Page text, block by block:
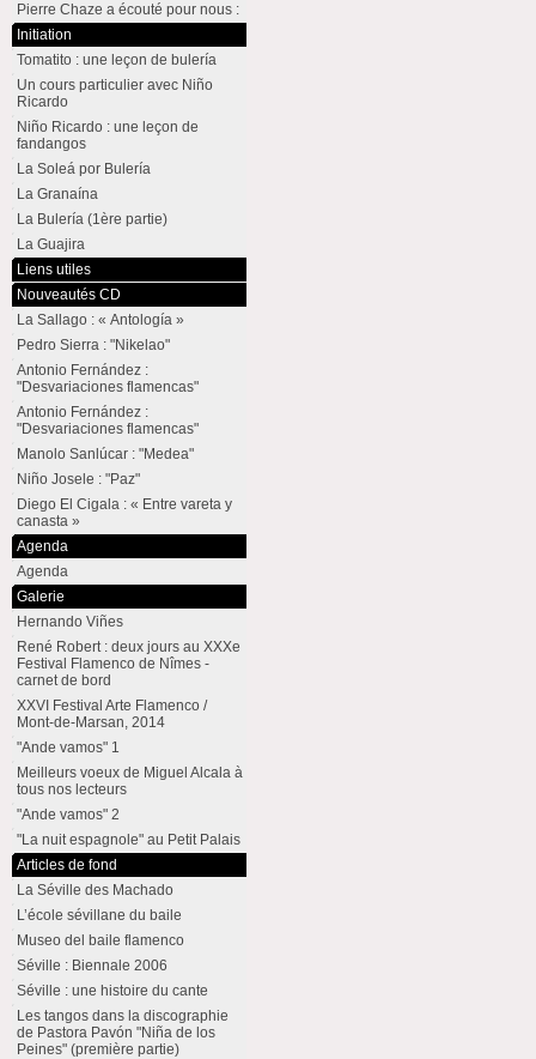
Pierre Chaze a écouté pour nous :
Initiation
Tomatito : une leçon de bulería
Un cours particulier avec Niño
Ricardo
Niño Ricardo : une leçon de
fandangos
La Soleá por Bulería
La Granaína
La Bulería (1ère partie)
La Guajira
Liens utiles
Nouveautés CD
La Sallago : « Antología »
Pedro Sierra : "Nikelao"
Antonio Fernández :
"Desvariaciones flamencas"
Antonio Fernández :
"Desvariaciones flamencas"
Manolo Sanlúcar : "Medea"
Niño Josele : "Paz"
Diego El Cigala : « Entre vareta y
canasta »
Agenda
Agenda
Galerie
Hernando Viñes
René Robert : deux jours au XXXe
Festival Flamenco de Nîmes -
carnet de bord
XXVI Festival Arte Flamenco /
Mont-de-Marsan, 2014
"Ande vamos" 1
Meilleurs voeux de Miguel Alcala à
tous nos lecteurs
"Ande vamos" 2
"La nuit espagnole" au Petit Palais
Articles de fond
La Séville des Machado
L’école sévillane du baile
Museo del baile flamenco
Séville : Biennale 2006
Séville : une histoire du cante
Les tangos dans la discographie
de Pastora Pavón "Niña de los
Peines" (première partie)